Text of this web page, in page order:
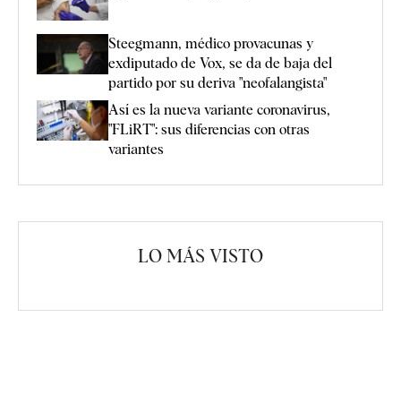
Steegmann, médico provacunas y
exdiputado de Vox, se da de baja del
partido por su deriva "neofalangista"
Así es la nueva variante coronavirus,
"FLiRT": sus diferencias con otras
variantes
LO MÁS VISTO